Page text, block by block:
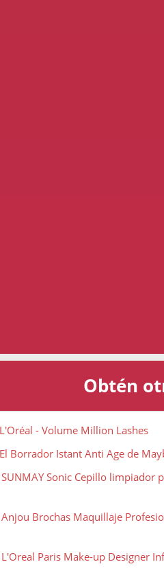
Obtén
- Volume Million Lashes
Borrador Istant Anti Age de
Sonic Cepillo limpiador
Brochas Maquillaje
Paris Make-up Designer